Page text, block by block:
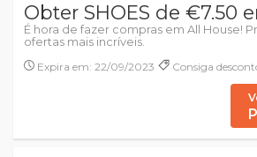
Obter SHOES de €7.50
É hora de fazer compras em All House!
ofertas mais incríveis.
Expira em: 22/09/2023
Consiga